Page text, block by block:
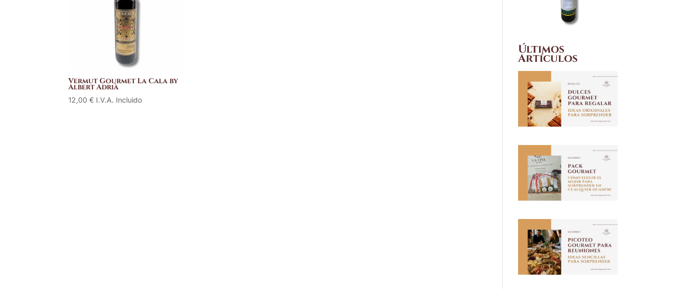
Vermut Gourmet La Cala by
Albert Adrià
12,00€ I.V.A. Incluido
Últimos
Artículos